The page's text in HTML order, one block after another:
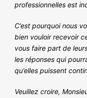
professionnelles est
C’est pourquoi nous
bien vouloir recevoir
vous faire part de
les réponses qui
qu’elles puissent
Veuillez croire,